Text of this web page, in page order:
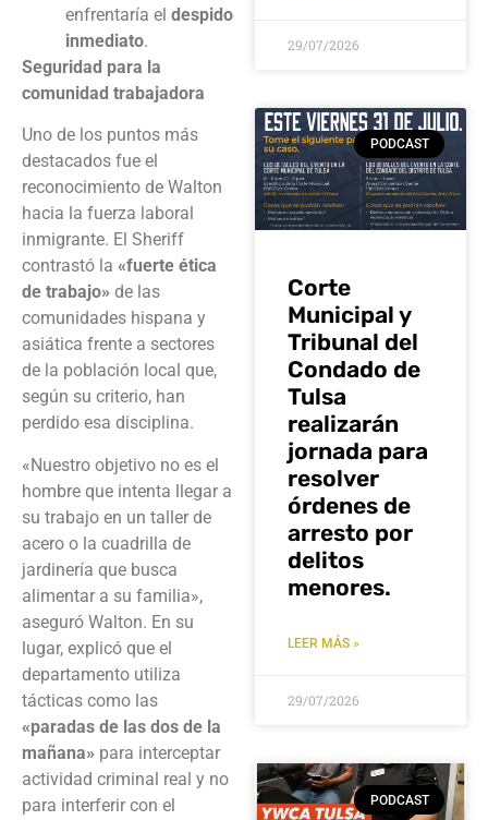
enfrentaría el despido
inmediato.
Seguridad para la
comunidad trabajadora
Uno de los puntos más
destacados fue el
reconocimiento de Walton
hacia la fuerza laboral
inmigrante. El Sheriff
contrastó la «fuerte ética
de trabajo» de las
comunidades hispana y
asiática frente a sectores
de la población local que,
según su criterio, han
perdido esa disciplina.
«Nuestro objetivo no es el
hombre que intenta llegar a
su trabajo en un taller de
acero o la cuadrilla de
jardinería que busca
alimentar a su familia»,
aseguró Walton. En su
lugar, explicó que el
departamento utiliza
tácticas como las
«paradas de las dos de la
mañana» para interceptar
actividad criminal real y no
para interferir con el
29/07/2026
PODCAST
Corte
Municipal y
Tribunal del
Condado de
Tulsa
realizarán
jornada para
resolver
órdenes de
arresto por
delitos
menores.
LEER MÁS »
29/07/2026
PODCAST